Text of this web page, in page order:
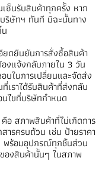
ซ็นรับสินค้าทุกครั้ง หาก
ริษัทฯ ทันที มิฉะนั้นทาง
ดยืนยันการสั่งซื้อสินค้า
งแจ้งกลับภายใน 3 วัน
ในการเปลี่ยนและจัดส่ง
เราได้รับสินค้าที่ส่งกลับ
นไขที่บริษัทกำหนด
อ สภาพสินค้าที่ไม่เกิดการ
รครบถ้วน เช่น ป้ายราคา
พร้อมอุปกรณ์ทุกชิ้นส่วน
องสินค้านั้นๆ ในสภาพ